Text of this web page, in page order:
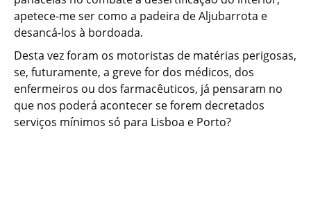
apetece-me ser como a padeira de Aljubarrota e
desancá-los à bordoada.
Desta vez foram os motoristas de matérias perigosas,
se, futuramente, a greve for dos médicos, dos
enfermeiros ou dos farmacêuticos, já pensaram no
que nos poderá acontecer se forem decretados
serviços mínimos só para Lisboa e Porto?